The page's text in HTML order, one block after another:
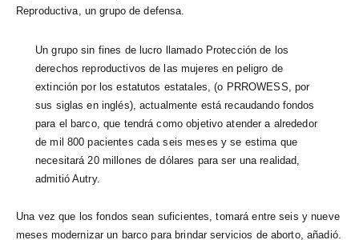
Reproductiva, un grupo de defensa.
Un grupo sin fines de lucro llamado Protección de los
derechos reproductivos de las mujeres en peligro de
extinción por los estatutos estatales, (o PRROWESS, por
sus siglas en inglés), actualmente está recaudando fondos
para el barco, que tendrá como objetivo atender a alrededor
de mil 800 pacientes cada seis meses y se estima que
necesitará 20 millones de dólares para ser una realidad,
admitió Autry.
Una vez que los fondos sean suficientes, tomará entre seis y nueve
meses modernizar un barco para brindar servicios de aborto, añadió.